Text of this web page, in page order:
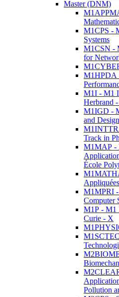
Master (DNM)
M1CPS -
Systems
M1CSN -
for
M1HPDA
M1I - M1
Herbrand
M1IGD -
and Design
Track in
M1MAP -
École
Appliquées
M1MPRI
Computer
M1P - M1
Curie - X
Pollution